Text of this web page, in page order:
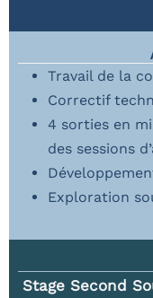
Travail de la
Correctif
4 sorties en
des sessions
Exploration
Stage Second